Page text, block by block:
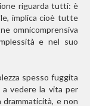
riguarda tutti: è
implica cioè tutte
omnicomprensiva
e nel suo
spesso fuggita
a vedere la vita per
drammaticità, e non